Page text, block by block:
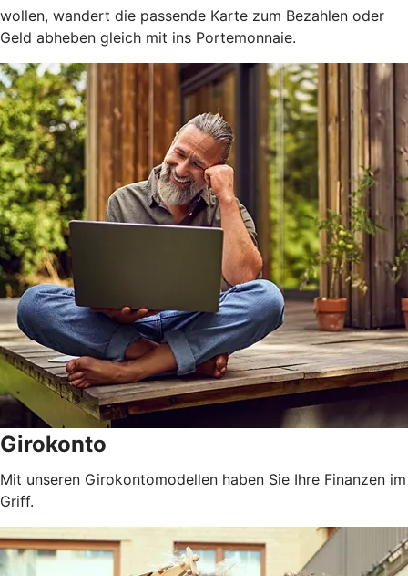
wollen, wandert die passende Karte zum Bezahlen oder
Geld abheben gleich mit ins Portemonnaie.
Girokonto
Mit unseren Girokontomodellen haben Sie Ihre Finanzen im
Griff.